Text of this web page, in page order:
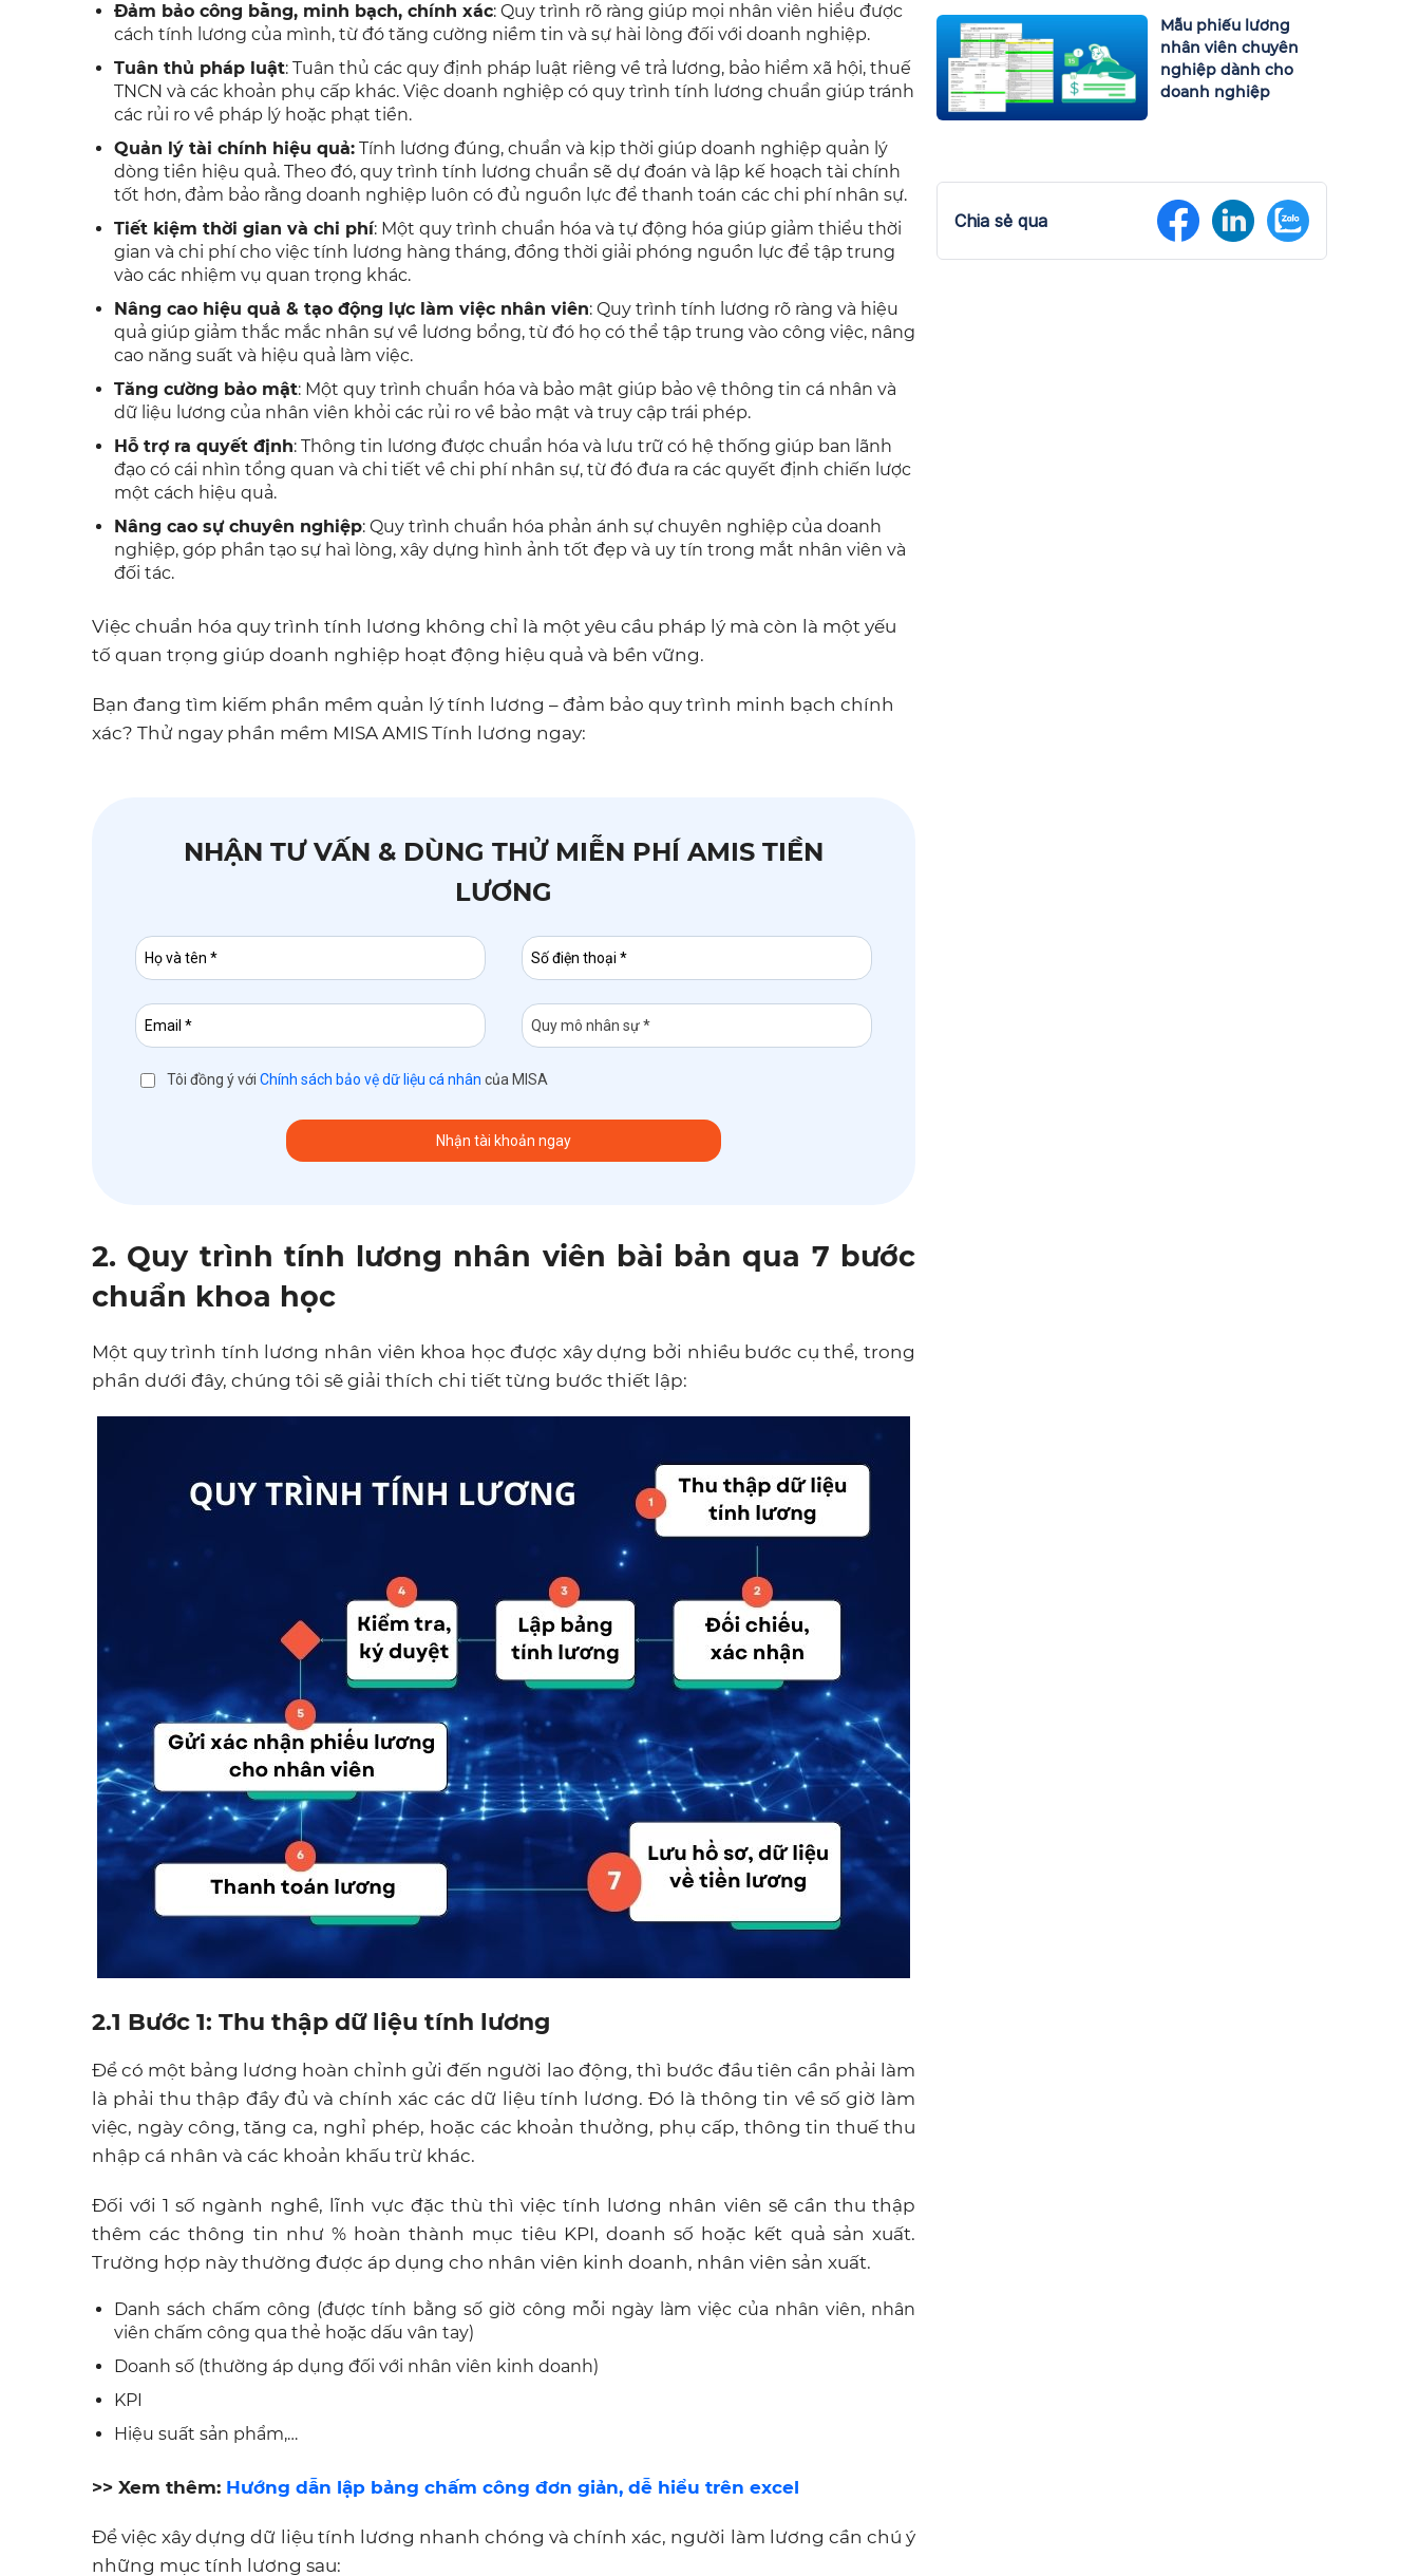
Đảm bảo công bằng, minh bạch, chính xác: Quy trình rõ ràng giúp mọi nhân viên hiểu được
cách tính lương của mình, từ đó tăng cường niềm tin và sự hài lòng đối với doanh nghiệp.
Tuân thủ pháp luật: Tuân thủ các quy định pháp luật riêng về trả lương, bảo hiểm xã hội, thuế
TNCN và các khoản phụ cấp khác. Việc doanh nghiệp có quy trình tính lương chuẩn giúp tránh
các rủi ro về pháp lý hoặc phạt tiền.
Quản lý tài chính hiệu quả: Tính lương đúng, chuẩn và kịp thời giúp doanh nghiệp quản lý
dòng tiền hiệu quả. Theo đó, quy trình tính lương chuẩn sẽ dự đoán và lập kế hoạch tài chính
tốt hơn, đảm bảo rằng doanh nghiệp luôn có đủ nguồn lực để thanh toán các chi phí nhân sự.
Tiết kiệm thời gian và chi phí: Một quy trình chuẩn hóa và tự động hóa giúp giảm thiểu thời
gian và chi phí cho việc tính lương hàng tháng, đồng thời giải phóng nguồn lực để tập trung
vào các nhiệm vụ quan trọng khác.
Nâng cao hiệu quả & tạo động lực làm việc nhân viên: Quy trình tính lương rõ ràng và hiệu
quả giúp giảm thắc mắc nhân sự về lương bổng, từ đó họ có thể tập trung vào công việc, nâng
cao năng suất và hiệu quả làm việc.
Tăng cường bảo mật: Một quy trình chuẩn hóa và bảo mật giúp bảo vệ thông tin cá nhân và
dữ liệu lương của nhân viên khỏi các rủi ro về bảo mật và truy cập trái phép.
Hỗ trợ ra quyết định: Thông tin lương được chuẩn hóa và lưu trữ có hệ thống giúp ban lãnh
đạo có cái nhìn tổng quan và chi tiết về chi phí nhân sự, từ đó đưa ra các quyết định chiến lược
một cách hiệu quả.
Nâng cao sự chuyên nghiệp: Quy trình chuẩn hóa phản ánh sự chuyên nghiệp của doanh
nghiệp, góp phần tạo sự haì lòng, xây dựng hình ảnh tốt đẹp và uy tín trong mắt nhân viên và
đối tác.
Việc chuẩn hóa quy trình tính lương không chỉ là một yêu cầu pháp lý mà còn là một yếu
tố quan trọng giúp doanh nghiệp hoạt động hiệu quả và bền vững.
Bạn đang tìm kiếm phần mềm quản lý tính lương – đảm bảo quy trình minh bạch chính
xác? Thử ngay phần mềm MISA AMIS Tính lương ngay:
NHẬN TƯ VẤN & DÙNG THỬ MIỄN PHÍ AMIS TIỀN
LƯƠNG
Tôi đồng ý với Chính sách bảo vệ dữ liệu cá nhân của MISA
2. Quy trình tính lương nhân viên bài bản qua 7 bước
chuẩn khoa học
Một quy trình tính lương nhân viên khoa học được xây dựng bởi nhiều bước cụ thể, trong
phần dưới đây, chúng tôi sẽ giải thích chi tiết từng bước thiết lập:
2.1 Bước 1: Thu thập dữ liệu tính lương
Để có một bảng lương hoàn chỉnh gửi đến người lao động, thì bước đầu tiên cần phải làm
là phải thu thập đầy đủ và chính xác các dữ liệu tính lương. Đó là thông tin về số giờ làm
việc, ngày công, tăng ca, nghỉ phép, hoặc các khoản thưởng, phụ cấp, thông tin thuế thu
nhập cá nhân và các khoản khấu trừ khác.
Đối với 1 số ngành nghề, lĩnh vực đặc thù thì việc tính lương nhân viên sẽ cần thu thập
thêm các thông tin như % hoàn thành mục tiêu KPI, doanh số hoặc kết quả sản xuất.
Trường hợp này thường được áp dụng cho nhân viên kinh doanh, nhân viên sản xuất.
Danh sách chấm công (được tính bằng số giờ công mỗi ngày làm việc của nhân viên, nhân
viên chấm công qua thẻ hoặc dấu vân tay)
Doanh số (thường áp dụng đối với nhân viên kinh doanh)
KPI
Hiệu suất sản phẩm,…
>> Xem thêm: Hướng dẫn lập bảng chấm công đơn giản, dễ hiểu trên excel
Để việc xây dựng dữ liệu tính lương nhanh chóng và chính xác, người làm lương cần chú ý
những mục tính lương sau:
Mẫu phiếu lương
nhân viên chuyên
nghiệp dành cho
doanh nghiệp
Chia sẻ qua